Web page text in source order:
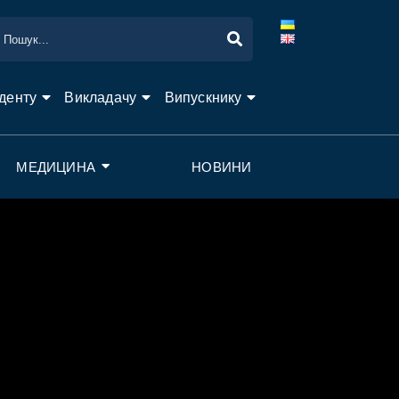
Викладачу Випускнику
МЕДИЦИНА НОВИНИ